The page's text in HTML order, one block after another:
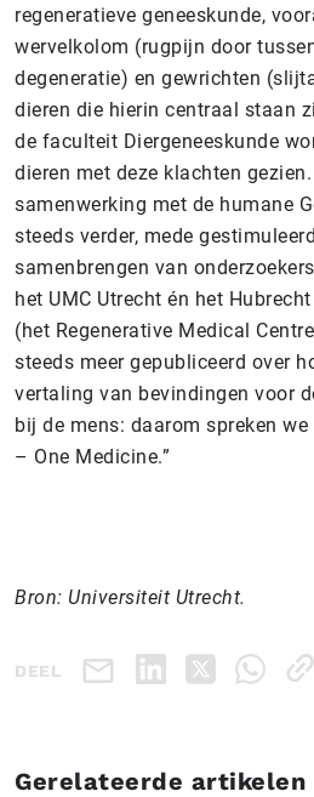
regeneratieve geneeskunde,
wervelkolom (rugpijn door
degeneratie) en gewrichten
dieren die hierin centraal staan
de faculteit Diergeneeskunde
dieren met deze klachten
samenwerking met de humane
steeds verder, mede
samenbrengen van
het UMC Utrecht én het
(het Regenerative Medical
steeds meer gepubliceerd over
vertaling van bevindingen voor
bij de mens: daarom spreken
– One Medicine.”
Bron: Universiteit Utrecht.
DEEL
Gerelateerde artikelen